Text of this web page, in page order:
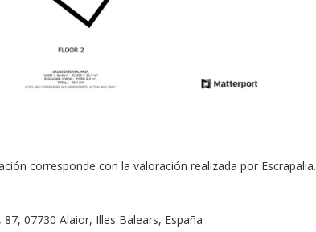
corresponde con la valoración realizada por Escrapalia.
87, 07730 Alaior, Illes Balears, España